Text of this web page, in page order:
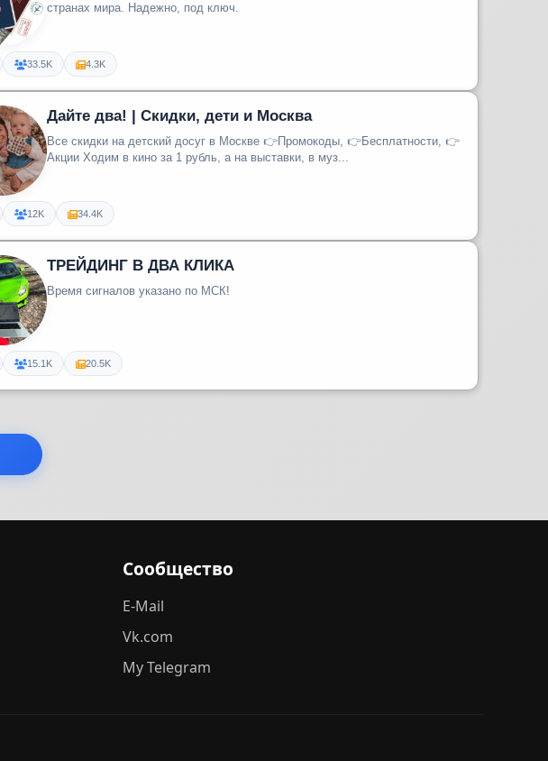
странах мира. Надежно, под ключ.
33.5K 4.3K
Дайте два! | Скидки, дети и Москва
Все скидки на детский досуг в Москве 👉Промокоды, 👉Бесплатности, 👉
Акции Ходим в кино за 1 рубль, а на выставки, в муз...
12K 34.4K
ТРЕЙДИНГ В ДВА КЛИКА️️
Время сигналов указано по МСК!
15.1K 20.5K
Сообщество
E-Mail
Vk.com
My Telegram